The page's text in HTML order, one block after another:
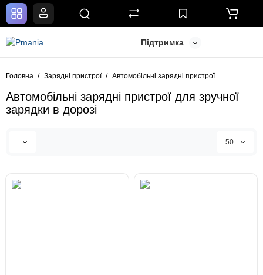
Підтримка
Головна Зарядні пристрої Автомобільні зарядні пристрої
Автомобільні зарядні пристрої для зручної
зарядки в дорозі
50